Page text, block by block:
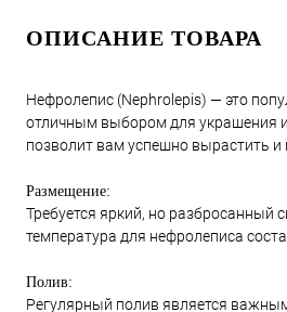
ОПИСАНИЕ ТОВАРА
Нефролепис (Nephrolepis) — это
отличным выбором для украшения
позволит вам успешно вырастить и
Размещение:
Требуется яркий, но разбросанный
температура для нефролеписа
Полив:
Регулярный полив является